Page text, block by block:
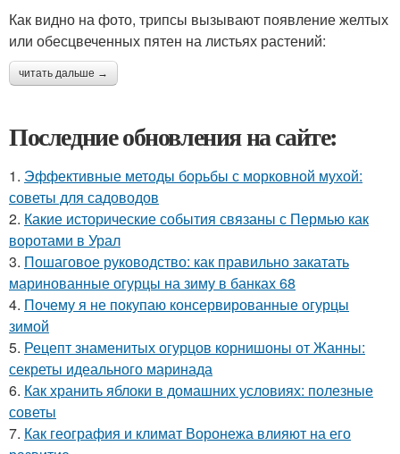
Как видно на фото, трипсы вызывают появление желтых
или обесцвеченных пятен на листьях растений:
читать дальше →
Последние обновления на сайте:
1. Эффективные методы борьбы с морковной мухой:
советы для садоводов
2. Какие исторические события связаны с Пермью как
воротами в Урал
3. Пошаговое руководство: как правильно закатать
маринованные огурцы на зиму в банках 68
4. Почему я не покупаю консервированные огурцы
зимой
5. Рецепт знаменитых огурцов корнишоны от Жанны:
секреты идеального маринада
6. Как хранить яблоки в домашних условиях: полезные
советы
7. Как география и климат Воронежа влияют на его